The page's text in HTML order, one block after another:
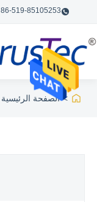
86-519-85105253
> الصفحة الرئيسية